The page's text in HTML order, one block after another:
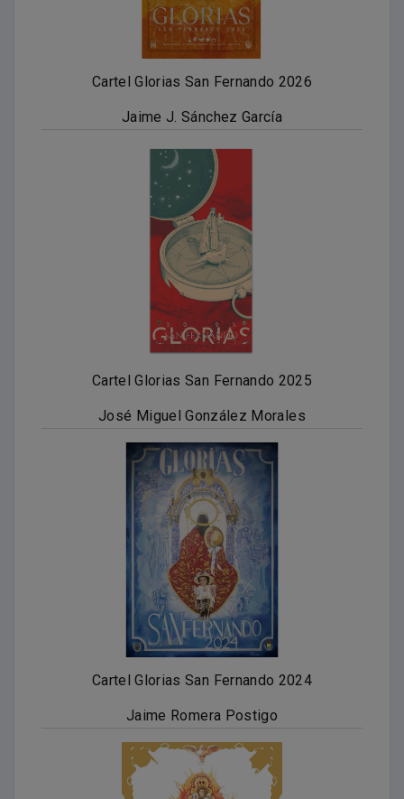
Cartel Glorias San Fernando 2026
Jaime J. Sánchez García
Cartel Glorias San Fernando 2025
José Miguel González Morales
Cartel Glorias San Fernando 2024
Jaime Romera Postigo